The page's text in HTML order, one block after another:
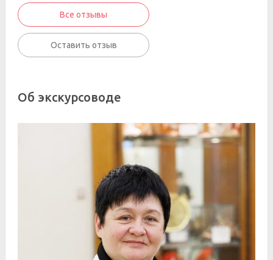
Все отзывы
Оставить отзыв
Об экскурсоводе